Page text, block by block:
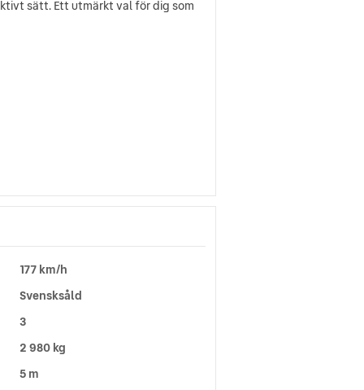
sätt. Ett utmärkt val för dig som
177 km/h
Svensksåld
3
2 980 kg
5 m